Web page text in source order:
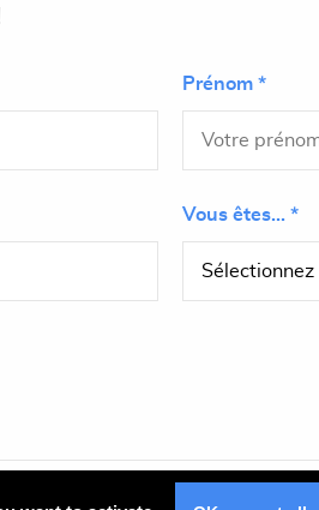
Prénom *
Vous êtes... *